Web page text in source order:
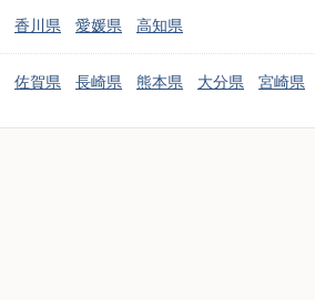
香川県 愛媛県 高知県
佐賀県 長崎県 熊本県 大分県 宮崎県